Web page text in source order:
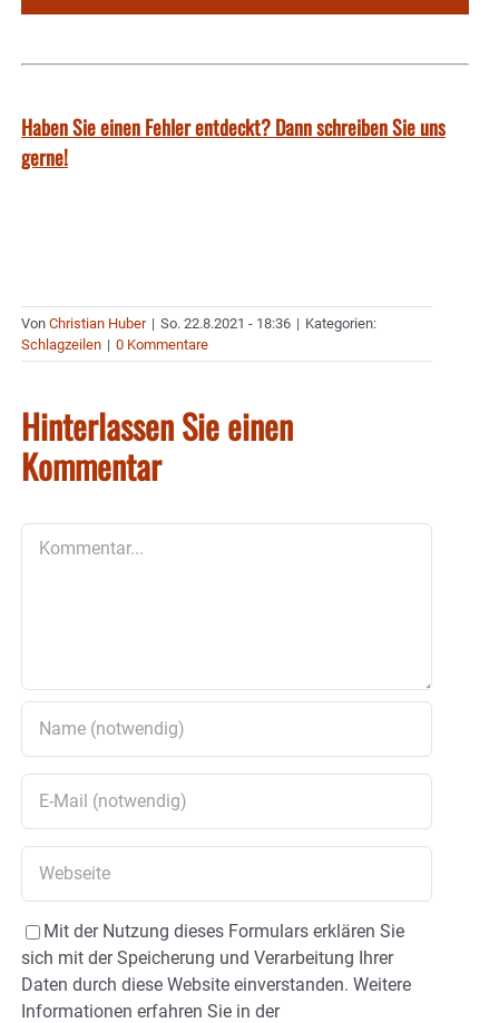
Haben Sie einen Fehler entdeckt? Dann schreiben Sie uns
gerne!
Von Christian Huber | So. 22.8.2021 - 18:36 | Kategorien:
Schlagzeilen | 0 Kommentare
Hinterlassen Sie einen
Kommentar
Mit der Nutzung dieses Formulars erklären Sie
sich mit der Speicherung und Verarbeitung Ihrer
Daten durch diese Website einverstanden. Weitere
Informationen erfahren Sie in der